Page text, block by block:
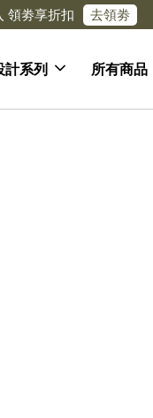
領劵享折扣 去領劵
計系列 所有商品